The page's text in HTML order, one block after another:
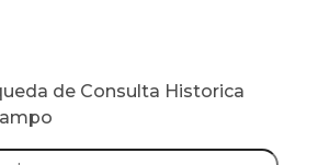
de Consulta Historica